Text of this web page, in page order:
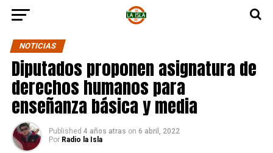
NOTICIAS
Diputados proponen asignatura de
derechos humanos para
enseñanza básica y media
Published 4 años atras on 6 abril, 2022
Por Radio la Isla